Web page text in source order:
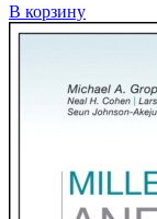
В корзину